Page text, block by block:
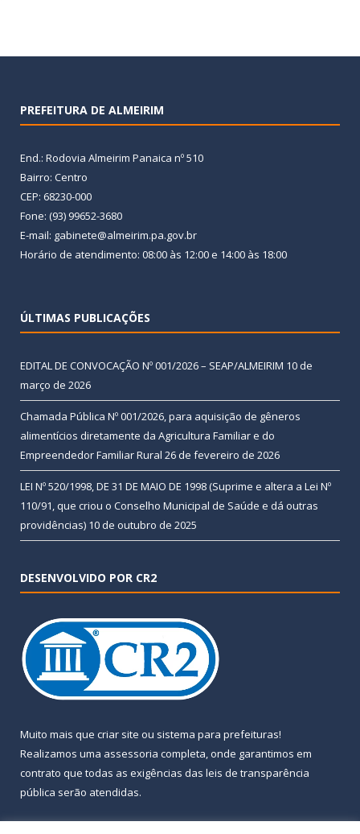
PREFEITURA DE ALMEIRIM
End.: Rodovia Almeirim Panaica nº 510
Bairro: Centro
CEP: 68230-000
Fone: (93) 99652-3680
E-mail: gabinete@almeirim.pa.gov.br
Horário de atendimento: 08:00 às 12:00 e 14:00 às 18:00
ÚLTIMAS PUBLICAÇÕES
EDITAL DE CONVOCAÇÃO Nº 001/2026 – SEAP/ALMEIRIM 10 de
março de 2026
Chamada Pública Nº 001/2026, para aquisição de gêneros
alimentícios diretamente da Agricultura Familiar e do
Empreendedor Familiar Rural 26 de fevereiro de 2026
LEI Nº 520/1998, DE 31 DE MAIO DE 1998 (Suprime e altera a Lei Nº
110/91, que criou o Conselho Municipal de Saúde e dá outras
providências) 10 de outubro de 2025
DESENVOLVIDO POR CR2
Muito mais que criar site ou sistema para prefeituras!
Realizamos uma assessoria completa, onde garantimos em
contrato que todas as exigências das leis de transparência
pública serão atendidas.